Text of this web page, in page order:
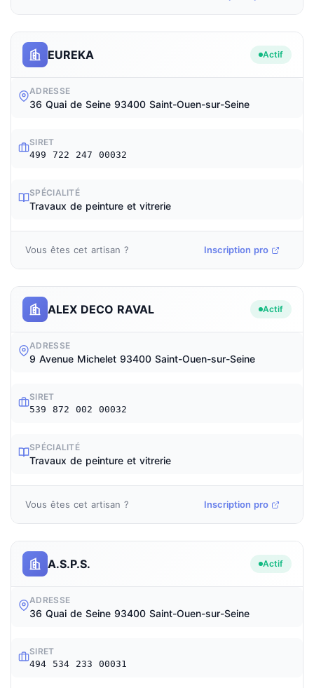
EUREKA Actif
ADRESSE
36 Quai de Seine 93400 Saint-Ouen-sur-Seine
SIRET
499 722 247 00032
SPÉCIALITÉ
Travaux de peinture et vitrerie
Vous êtes cet artisan ? Inscription pro
ALEX DECO RAVAL Actif
ADRESSE
9 Avenue Michelet 93400 Saint-Ouen-sur-Seine
SIRET
539 872 002 00032
SPÉCIALITÉ
Travaux de peinture et vitrerie
Vous êtes cet artisan ? Inscription pro
A.S.P.S. Actif
ADRESSE
36 Quai de Seine 93400 Saint-Ouen-sur-Seine
SIRET
494 534 233 00031